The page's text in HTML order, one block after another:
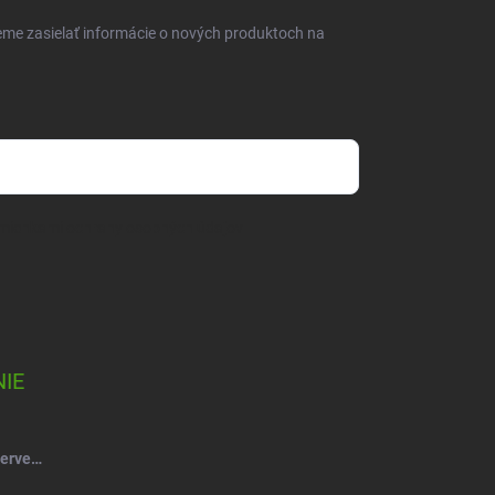
zasielať informácie o nových produktoch na
Salsa Mydlový kvet ruže kytica červeno-vínová